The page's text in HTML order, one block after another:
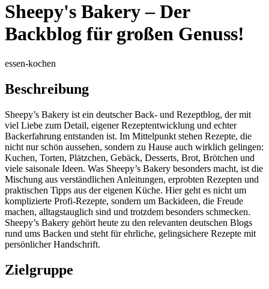
Sheepy's Bakery – Der
Backblog für großen Genuss!
essen-kochen
Beschreibung
Sheepy’s Bakery ist ein deutscher Back- und Rezeptblog, der mit
viel Liebe zum Detail, eigener Rezeptentwicklung und echter
Backerfahrung entstanden ist. Im Mittelpunkt stehen Rezepte, die
nicht nur schön aussehen, sondern zu Hause auch wirklich gelingen:
Kuchen, Torten, Plätzchen, Gebäck, Desserts, Brot, Brötchen und
viele saisonale Ideen. Was Sheepy’s Bakery besonders macht, ist die
Mischung aus verständlichen Anleitungen, erprobten Rezepten und
praktischen Tipps aus der eigenen Küche. Hier geht es nicht um
komplizierte Profi-Rezepte, sondern um Backideen, die Freude
machen, alltagstauglich sind und trotzdem besonders schmecken.
Sheepy’s Bakery gehört heute zu den relevanten deutschen Blogs
rund ums Backen und steht für ehrliche, gelingsichere Rezepte mit
persönlicher Handschrift.
Zielgruppe